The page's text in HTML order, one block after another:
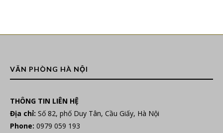
VĂN PHÒNG HÀ NỘI
THÔNG TIN LIÊN HỆ
Địa chỉ: Số 82, phố Duy Tân, Cầu Giấy, Hà Nội
Phone: 0979 059 193